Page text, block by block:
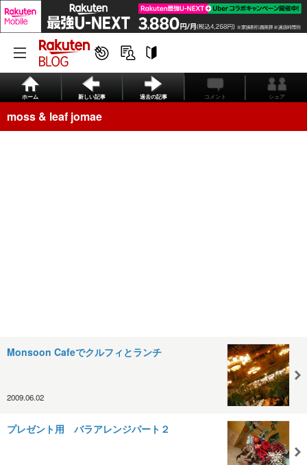
ホーム 新しい記事 過去の記事 コメント シェア
moss & leaf jomae
Monsoon Cafeでクルフィとランチ
2009.06.02
プレゼント用 バラアレンジパート２